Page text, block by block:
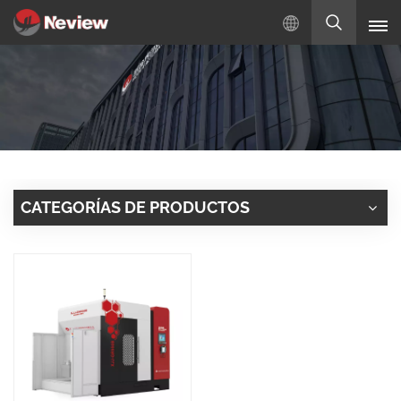
Español
Русский
Español
CATEGORÍAS DE PRODUCTOS